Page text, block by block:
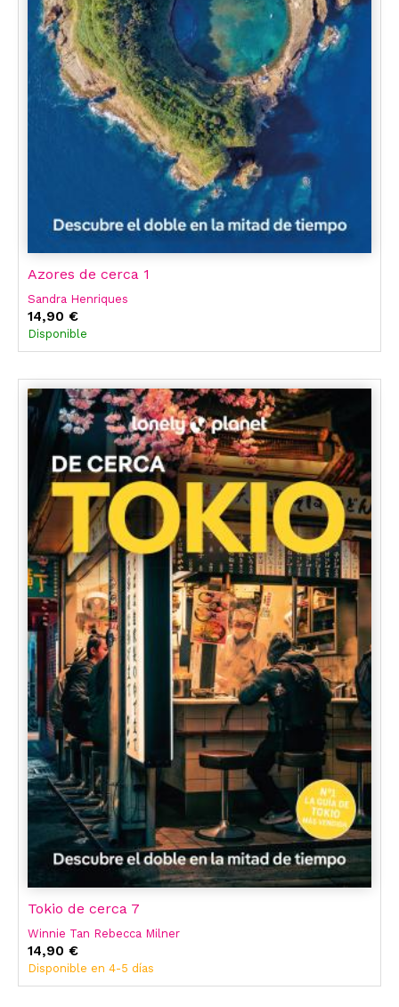
Azores de cerca 1
Sandra Henriques
14,90 €
Disponible
Tokio de cerca 7
Winnie Tan Rebecca Milner
14,90 €
Disponible en 4-5 días